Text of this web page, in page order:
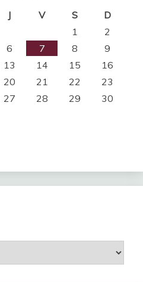
J V S
D
1
2
6 7 8
9
13 14 15
16
20 21 22
23
27 28 29
30